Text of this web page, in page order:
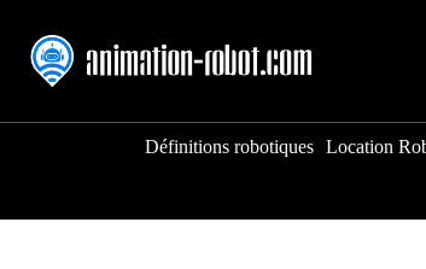
contenu
Définitions robotiques Location